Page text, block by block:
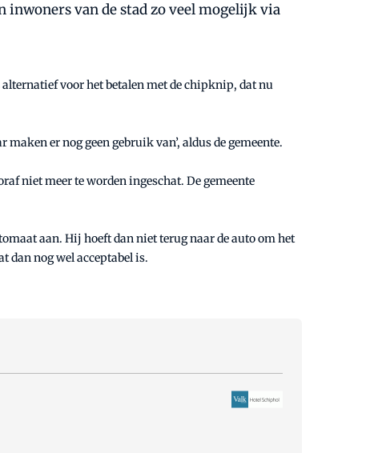
inwoners van de stad zo veel mogelijk via
voor het betalen met de chipknip, dat nu
er nog geen gebruik van’, aldus de gemeente.
niet meer te worden ingeschat. De gemeente
aan. Hij hoeft dan niet terug naar de auto om het
dan nog wel acceptabel is.